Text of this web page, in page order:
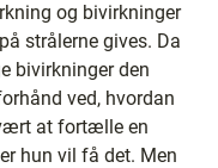
og bivirkninger
strålerne gives. Da
bivirkninger den
ved, hvordan
at fortælle en
hun vil få det. Men